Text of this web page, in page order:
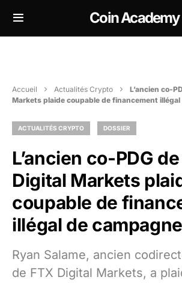
Coin Academy
Accueil Actualités Crypto
L’ancien co-
Markets plaide coupable de financement
ACTUALITÉS CRYPTO DOSSIER
L’ancien co-PDG
Digital Markets
coupable de
illégal de campagne
Ryan Salame, ancien
de FTX Digital Markets, a